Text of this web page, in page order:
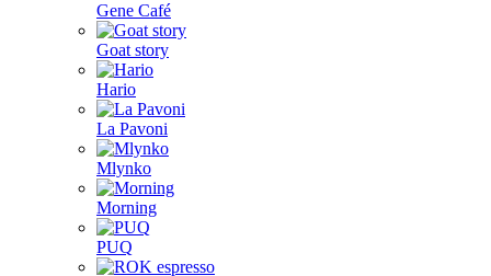
Gene Café
Goat story
Hario
La Pavoni
Mlynko
Morning
PUQ